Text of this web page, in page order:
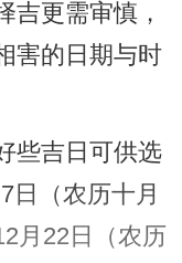
吉更需审慎，
害的日期与时
些吉日可供选
日（农历十月
月22日（农历